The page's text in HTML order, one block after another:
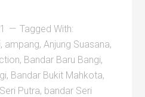
Tagged With:
, ampang,Anjung Suasana,
, Bandar Baru Bangi,
, Bandar Bukit Mahkota,
Putra, bandar Seri